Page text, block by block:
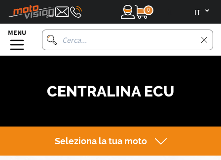
0
MENU
CENTRALINA ECU
Seleziona la tua moto